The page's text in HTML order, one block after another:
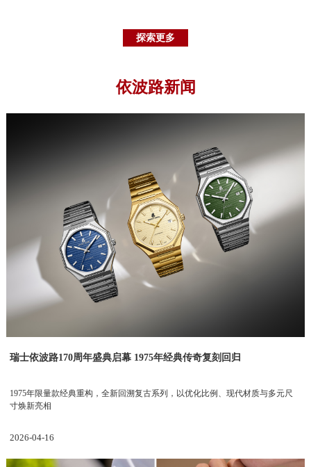
探索更多
依波路新闻
瑞士依波路170周年盛典启幕 1975年经典传奇复刻回归
1975年限量款经典重构，全新回溯复古系列，以优化比例、现代材质与多元尺
寸焕新亮相
2026-04-16